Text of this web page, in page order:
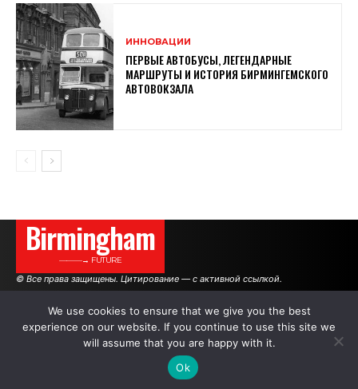
ИННОВАЦИИ
ПЕРВЫЕ АВТОБУСЫ, ЛЕГЕНДАРНЫЕ
МАРШРУТЫ И ИСТОРИЯ БИРМИНГЕМСКОГО
АВТОВОКЗАЛА
Birmingham
———→ FUTURE
© Все права защищены. Цитирование — с активной ссылкой.
АВТОРЫ РЕКЛАМА НА САЙТЕ
We use cookies to ensure that we give you the best
experience on our website. If you continue to use this site we
will assume that you are happy with it.
Ok